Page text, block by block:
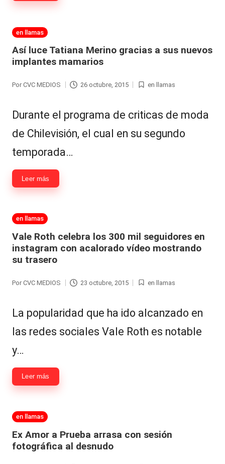
Publicada
en llamas
Así luce Tatiana Merino gracias a sus nuevos
implantes mamarios
Por CVC MEDIOS 26 octubre, 2015
Publicada
en llamas
Durante el programa de criticas de moda
de Chilevisión, el cual en su segundo
temporada…
Leer más
Publicada
en llamas
Vale Roth celebra los 300 mil seguidores en
instagram con acalorado vídeo mostrando
su trasero
Publicado
Por CVC MEDIOS 23 octubre, 2015
Publicada
en llamas
La popularidad que ha ido alcanzado en
las redes sociales Vale Roth es notable
y…
Leer más
Publicada
en llamas
Ex Amor a Prueba arrasa con sesión
fotográfica al desnudo